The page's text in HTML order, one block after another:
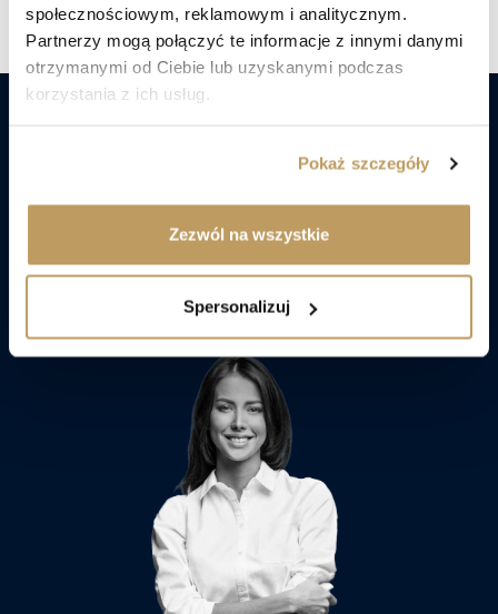
społecznościowym, reklamowym i analitycznym.
Partnerzy mogą połączyć te informacje z innymi danymi
otrzymanymi od Ciebie lub uzyskanymi podczas
korzystania z ich usług.
Pokaż szczegóły
Zezwól na wszystkie
Spersonalizuj
Nie czekaj! Już dziś porozmawiaj
z ekspertami Lex Capital
Porozmawiaj z doradcą